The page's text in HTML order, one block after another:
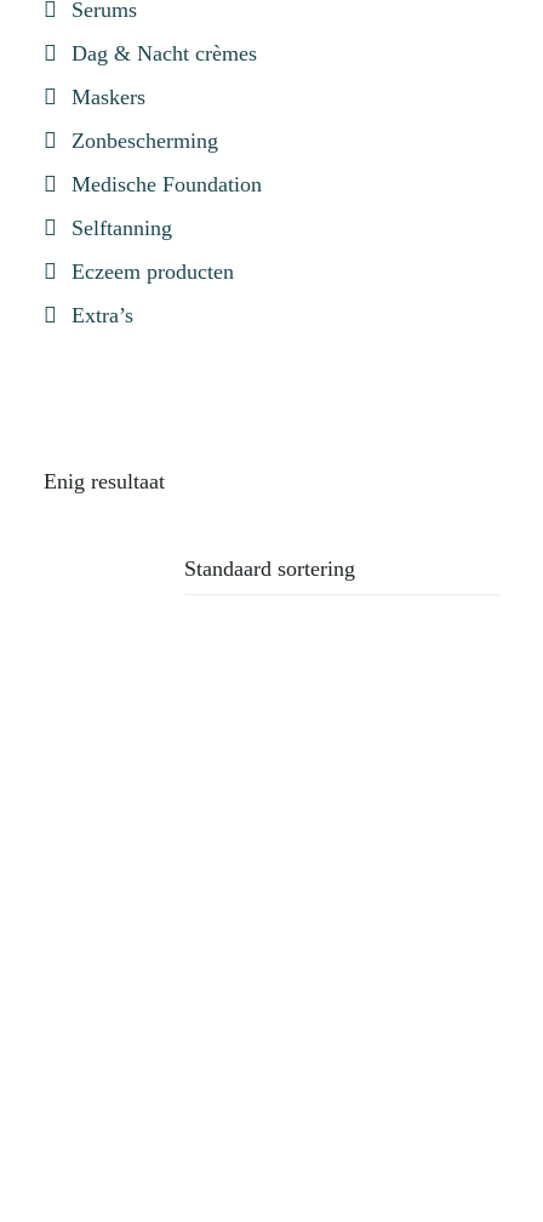
Serums
Dag & Nacht crèmes
Maskers
Zonbescherming
Medische Foundation
Selftanning
Eczeem producten
Extra’s
Enig resultaat